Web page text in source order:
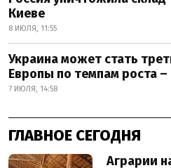
Киеве
8 ИЮЛЯ, 11:55
Украина может стать
Европы по темпам роста
7 ИЮЛЯ, 14:58
ГЛАВНОЕ СЕГОДНЯ
Аграрии